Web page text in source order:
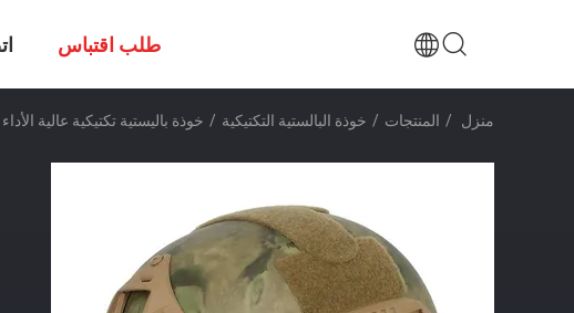
طلب اقتباس
منزل / المنتجات / خوذة البالستية التكتيكية / خوذة باليستية تكتيكية عالية